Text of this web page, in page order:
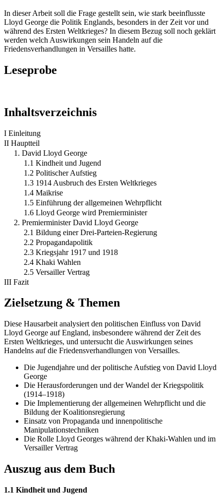
In dieser Arbeit soll die Frage gestellt sein, wie stark beeinflusste
Lloyd George die Politik Englands, besonders in der Zeit vor und
während des Ersten Weltkrieges? In diesem Bezug soll noch geklärt
werden welch Auswirkungen sein Handeln auf die
Friedensverhandlungen in Versailles hatte.
Leseprobe
Inhaltsverzeichnis
I Einleitung
II Hauptteil
1. David Lloyd George
1.1 Kindheit und Jugend
1.2 Politischer Aufstieg
1.3 1914 Ausbruch des Ersten Weltkrieges
1.4 Maikrise
1.5 Einführung der allgemeinen Wehrpflicht
1.6 Lloyd George wird Premierminister
2. Premierminister David Lloyd George
2.1 Bildung einer Drei-Parteien-Regierung
2.2 Propagandapolitik
2.3 Kriegsjahr 1917 und 1918
2.4 Khaki Wahlen
2.5 Versailler Vertrag
III Fazit
Zielsetzung & Themen
Diese Hausarbeit analysiert den politischen Einfluss von David
Lloyd George auf England, insbesondere während der Zeit des
Ersten Weltkrieges, und untersucht die Auswirkungen seines
Handelns auf die Friedensverhandlungen von Versailles.
Die Jugendjahre und der politische Aufstieg von David Lloyd
George
Die Herausforderungen und der Wandel der Kriegspolitik
(1914–1918)
Die Implementierung der allgemeinen Wehrpflicht und die
Bildung der Koalitionsregierung
Einsatz von Propaganda und innenpolitische
Manipulationstechniken
Die Rolle Lloyd Georges während der Khaki-Wahlen und im
Versailler Vertrag
Auszug aus dem Buch
1.1 Kindheit und Jugend